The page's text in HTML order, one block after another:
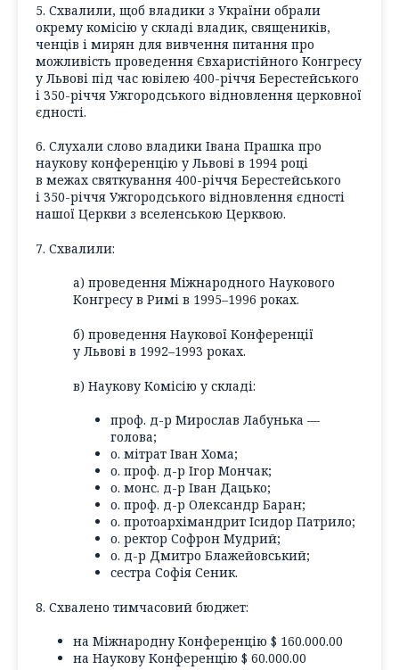
5. Схвалили, щоб владики з України обрали
окрему комісію у складі владик, священиків,
ченців і мирян для вивчення питання про
можливість проведення Євхаристійного Конгресу
у Львові під час ювілею 400-річчя Берестейського
і 350-річчя Ужгородського відновлення церковної
єдності.
6. Слухали слово владики Івана Прашка про
наукову конференцію у Львові в 1994 році
в межах святкування 400-річчя Берестейського
і 350-річчя Ужгородського відновлення єдності
нашої Церкви з вселенською Церквою.
7. Схвалили:
а) проведення Міжнародного Наукового
Конгресу в Римі в 1995–1996 роках.
б) проведення Наукової Конференції
у Львові в 1992–1993 роках.
в) Наукову Комісію у складі:
проф. д-р Мирослав Лабунька —
голова;
о. мітрат Іван Хома;
о. проф. д-р Ігор Мончак;
о. монс. д-р Іван Дацько;
о. проф. д-р Олександр Баран;
о. протоархімандрит Ісидор Патрило;
о. ректор Софрон Мудрий;
о. д-р Дмитро Блажейовський;
сестра Софія Сеник.
8. Схвалено тимчасовий бюджет:
на Міжнародну Конференцію $ 160.000.00
на Наукову Конференцію $ 60.000.00